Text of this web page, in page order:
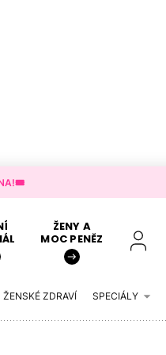
ŽENY A
MOC PENĚZ
ŽENSKÉ ZDRAVÍ SPECIÁLY